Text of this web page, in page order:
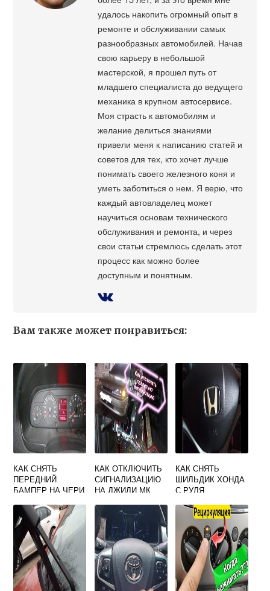
удалось накопить огромный опыт в
ремонте и обслуживании самых
разнообразных автомобилей. Начав
свою карьеру в небольшой
мастерской, я прошел путь от
младшего специалиста до ведущего
механика в крупном автосервисе.
Моя страсть к автомобилям и
желание делиться знаниями
привели меня к написанию статей и
советов для тех, кто хочет лучше
понимать своего железного коня и
уметь заботиться о нем. Я верю, что
каждый автовладелец может
научиться основам технического
обслуживания и ремонта, и через
свои статьи стремлюсь сделать этот
процесс как можно более
доступным и понятным.
Вам также может понравиться:
КАК СНЯТЬ
ПЕРЕДНИЙ
БАМПЕР НА ЧЕРИ
КАК ОТКЛЮЧИТЬ
СИГНАЛИЗАЦИЮ
НА ДЖИЛИ МК
КАК СНЯТЬ
ШИЛЬДИК ХОНДА
С РУЛЯ